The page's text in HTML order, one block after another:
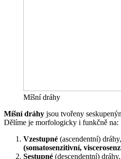
Míšní dráhy
Míšní dráhy jsou tvořeny
Dělíme je morfologicky i funkčně na:
Vzestupné (ascendentní)
(somatosenzitivní,
Sestupné (descendentní)